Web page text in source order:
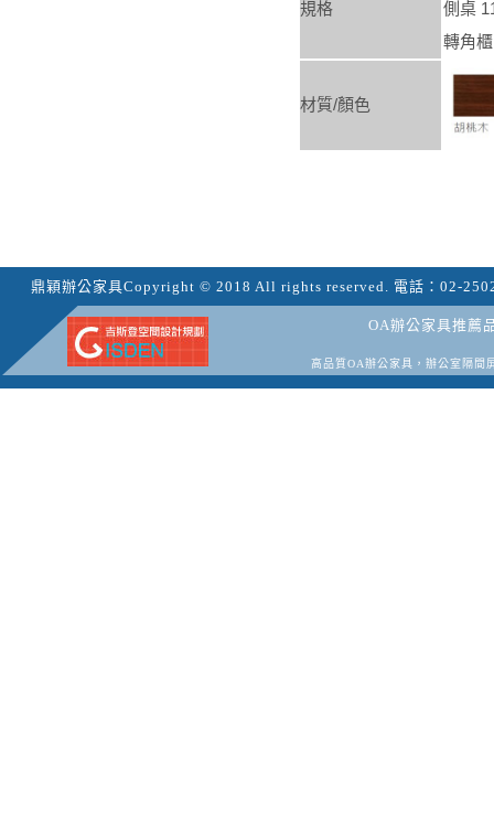
規格
側桌
轉角
材質/顏色
鼎穎辦公家具Copyright © 2018 All rights reserved. 電話： 02-
OA辦公家具推薦
高品質OA辦公家具，辦公室隔間